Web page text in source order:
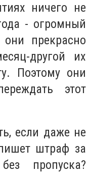
ничего не
- огромный
прекрасно
другой их
Поэтому они
этот
если даже не
штраф за
пропуска?